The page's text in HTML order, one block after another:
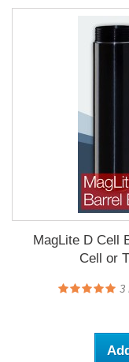
MagLite D Cell
Cell or
3